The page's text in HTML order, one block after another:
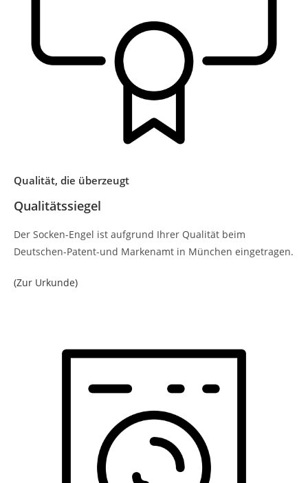
Qualität, die überzeugt
Qualitätssiegel
Der Socken-Engel ist aufgrund Ihrer Qualität beim
Deutschen-Patent-und Markenamt in München eingetragen.
(Zur Urkunde)